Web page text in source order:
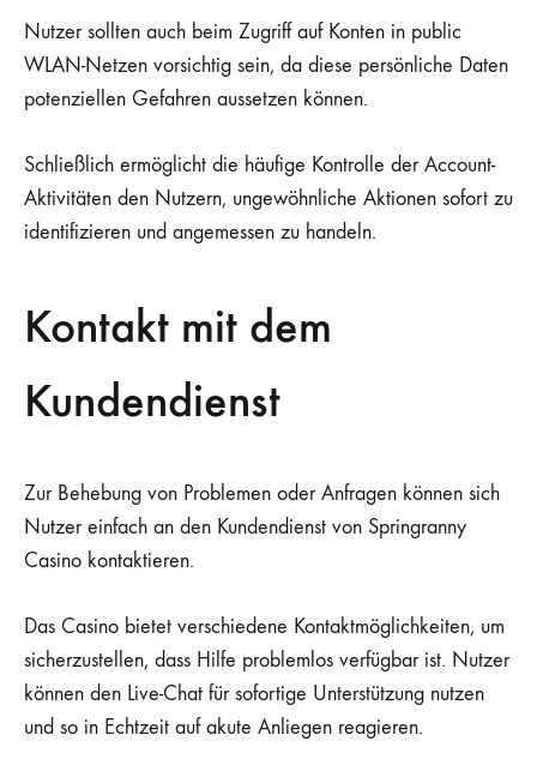
Nutzer sollten auch beim Zugriff auf Konten in public
WLAN-Netzen vorsichtig sein, da diese persönliche Daten
potenziellen Gefahren aussetzen können.
Schließlich ermöglicht die häufige Kontrolle der Account-
Aktivitäten den Nutzern, ungewöhnliche Aktionen sofort zu
identifizieren und angemessen zu handeln.
Kontakt mit dem
Kundendienst
Zur Behebung von Problemen oder Anfragen können sich
Nutzer einfach an den Kundendienst von Springranny
Casino kontaktieren.
Das Casino bietet verschiedene Kontaktmöglichkeiten, um
sicherzustellen, dass Hilfe problemlos verfügbar ist. Nutzer
können den Live-Chat für sofortige Unterstützung nutzen
und so in Echtzeit auf akute Anliegen reagieren.